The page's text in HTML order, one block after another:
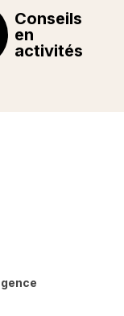
Conseils
en
activités